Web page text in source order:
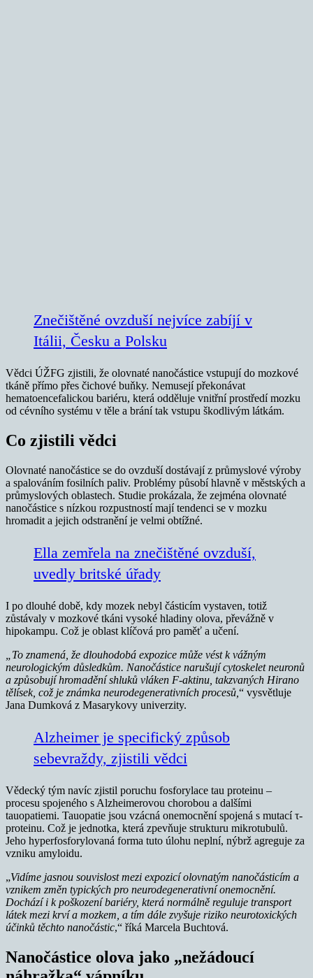
Znečištěné ovzduší nejvíce zabíjí v
Itálii, Česku a Polsku
Vědci ÚŽFG zjistili, že olovnaté nanočástice vstupují do mozkové
tkáně přímo přes čichové buňky. Nemusejí překonávat
hematoencefalickou bariéru, která odděluje vnitřní prostředí mozku
od cévního systému v těle a brání tak vstupu škodlivým látkám.
Co zjistili vědci
Olovnaté nanočástice se do ovzduší dostávají z průmyslové výroby
a spalováním fosilních paliv. Problémy působí hlavně v městských a
průmyslových oblastech. Studie prokázala, že zejména olovnaté
nanočástice s nízkou rozpustností mají tendenci se v mozku
hromadit a jejich odstranění je velmi obtížné.
Ella zemřela na znečištěné ovzduší,
uvedly britské úřady
I po dlouhé době, kdy mozek nebyl částicím vystaven, totiž
zůstávaly v mozkové tkáni vysoké hladiny olova, převážně v
hipokampu. Což je oblast klíčová pro paměť a učení.
„To znamená, že dlouhodobá expozice může vést k vážným
neurologickým důsledkům. Nanočástice narušují cytoskelet neuronů
a způsobují hromadění shluků vláken F-aktinu, takzvaných Hirano
tělísek, což je známka neurodegenerativních procesů, “ vysvětluje
Jana Dumková z Masarykovy univerzity.
Alzheimer je specifický způsob
sebevraždy, zjistili vědci
Vědecký tým navíc zjistil poruchu fosforylace tau proteinu –
procesu spojeného s Alzheimerovou chorobou a dalšími
tauopatiemi. Tauopatie jsou vzácná onemocnění spojená s mutací τ-
proteinu. Což je jednotka, která zpevňuje strukturu mikrotubulů.
Jeho hyperfosforylovaná forma tuto úlohu neplní, nýbrž agreguje za
vzniku amyloidu.
„Vidíme jasnou souvislost mezi expozicí olovnatým nanočásticím a
vznikem změn typických pro neurodegenerativní onemocnění.
Dochází i k poškození bariéry, která normálně reguluje transport
látek mezi krví a mozkem, a tím dále zvyšuje riziko neurotoxických
účinků těchto nanočástic,“ říká Marcela Buchtová.
Nanočástice olova jako „nežádoucí